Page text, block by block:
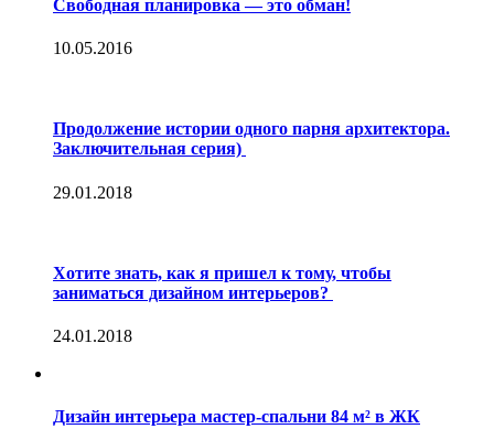
Свободная планировка — это обман!
10.05.2016
Продолжение истории одного парня архитектора.
Заключительная серия)
29.01.2018
Хотите знать, как я пришел к тому, чтобы
заниматься дизайном интерьеров?
24.01.2018
Дизайн интерьера мастер-спальни 84 м² в ЖК